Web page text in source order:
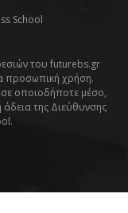
School
του futurebs.gr
προσωπική χρήση.
οποιοδήποτε μέσο,
της Διεύθυνσης